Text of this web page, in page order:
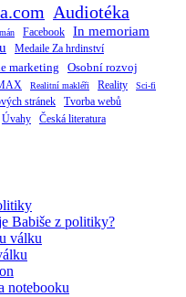
Audiotéka
Facebook In memoriam
Medaile Za hrdinství
marketing Osobní rozvoj
Realitní makléři Reality Sci-fi
stránek Tvorba webů
Úvahy Česká literatura
Babiše z politiky?
notebooku